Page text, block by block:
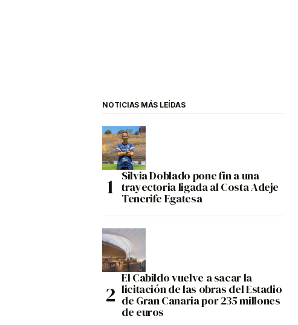
NOTICIAS MÁS LEÍDAS
Silvia Doblado pone fin a una
trayectoria ligada al Costa Adeje
Tenerife Egatesa
El Cabildo vuelve a sacar la
licitación de las obras del Estadio
de Gran Canaria por 235 millones
de euros